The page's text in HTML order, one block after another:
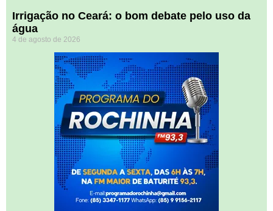
Irrigação no Ceará: o bom debate pelo uso da
água
4 de agosto de 2026